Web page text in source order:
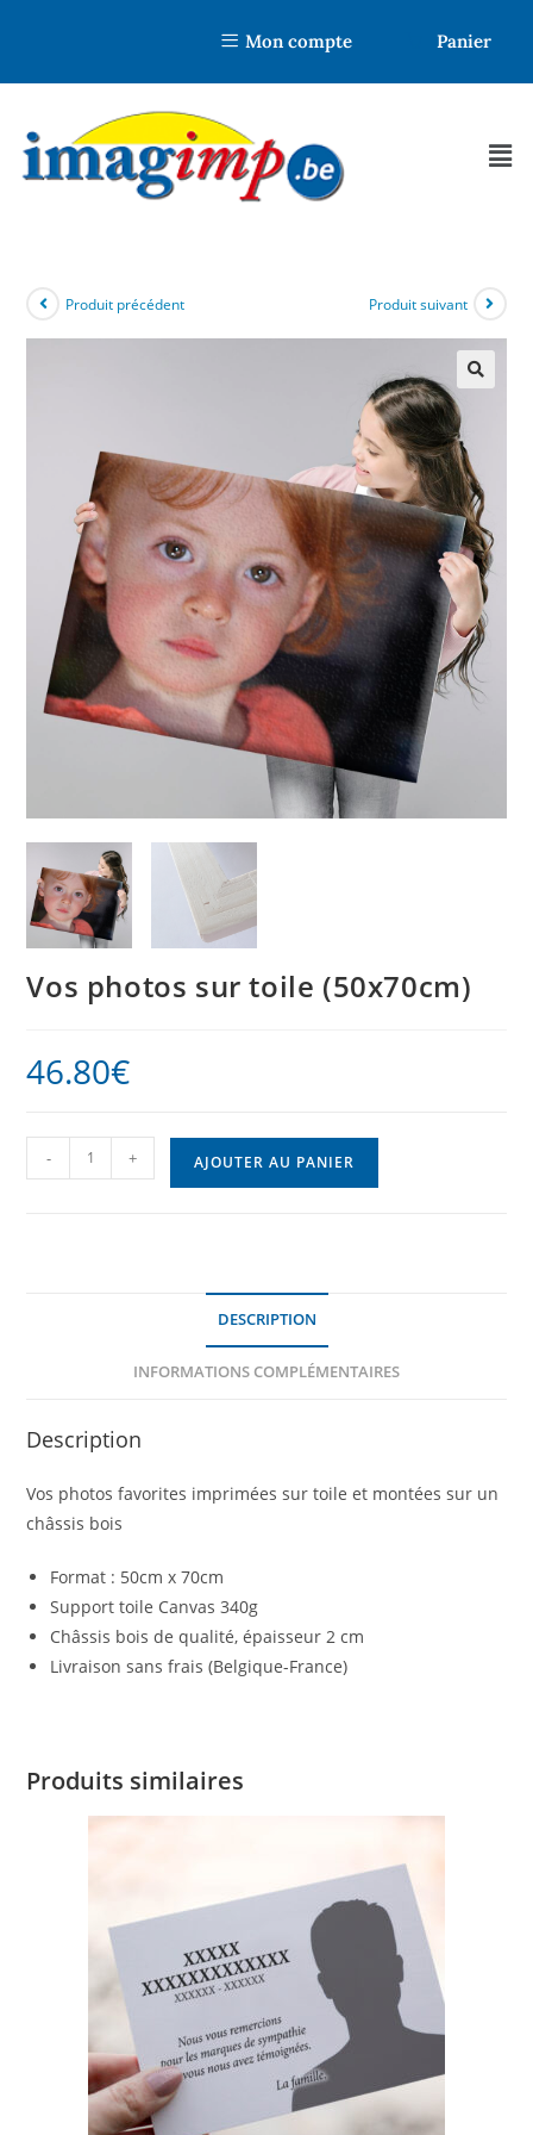
Mon compte Panier
Produit précédent Produit suivant
Vos photos sur toile (50x70cm)
46.80€
- + AJOUTER AU PANIER
DESCRIPTION
INFORMATIONS COMPLÉMENTAIRES
Description
Vos photos favorites imprimées sur toile et montées sur un
châssis bois
Format : 50cm x 70cm
Support toile Canvas 340g
Châssis bois de qualité, épaisseur 2 cm
Livraison sans frais (Belgique-France)
Produits similaires